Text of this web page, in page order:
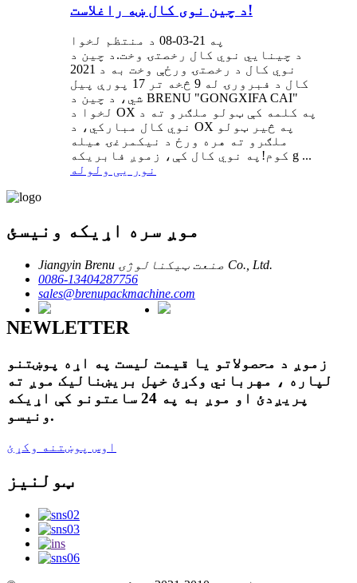
د چین نوی کال ښه راغلاست!
په 21-03-08 د منتظم لخوا
د چینایي نوي کال رخصتۍ وخت.د چین د
نوي کال د رخصتۍ ورځې وخت به د 2021
کال د فبرورۍ له 9 څخه تر 17 پورې پیل
شي، د چین د BRENU "GONGXIFA CAI"
لخوا د OX په کلمه کې ټولو ملګرو ته د
نوي کال مبارکي، د OX په څیر ټولو
ملګرو ته هره ورځ د نیکمرغۍ هیله
کوم!په نوي کال کې، زموږ فابریکه g ...
نور یی ولوله
موږ سره اړیکه ونیسئ
Jiangyin Brenu صنعت ټیکنالوژۍ Co., Ltd.
0086-13404287756
sales@brenupackmachine.com
NEWLETTER
زموږ د محصولاتو یا قیمت لیست په اړه پوښتنو
لپاره ، مهرباني وکړئ خپل بریښنالیک موږ ته
پریږدئ او موږ به په 24 ساعتونو کې اړیکه
ونیسو.
اوس پوښتنه وکړئ
ټولنیز